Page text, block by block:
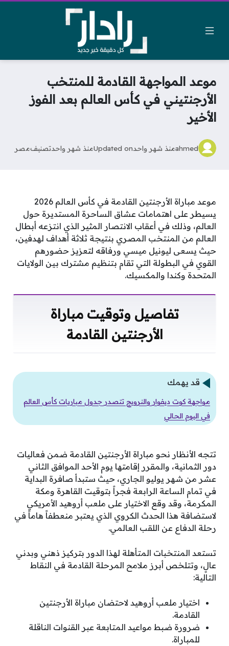
موعد المواجهة القادمة للمنتخب
الأرجنتيني في كأس العالم بعد الفوز
الأخير
ahmedمنذ شهر واحدUpdated onمنذ شهر واحدتصنيفمصر
موعد مباراة الأرجنتين القادمة في كأس العالم 2026
يسيطر على اهتمامات عشاق الساحرة المستديرة حول
العالم، وذلك في أعقاب الانتصار المثير الذي انتزعه أبطال
العالم من المنتخب المصري بنتيجة ثلاثة أهداف لهدفين،
حيث يسعى ليونيل ميسي ورفاقه لتعزيز حضورهم
القوي في البطولة التي تقام بتنظيم مشترك بين الولايات
المتحدة وكندا والمكسيك.
تفاصيل وتوقيت مباراة
الأرجنتين القادمة
قد يهمك
مواجهة كوت ديفوار والنرويج تتصدر جدول مباريات كأس العالم
في اليوم الحالي
تتجه الأنظار نحو مباراة الأرجنتين القادمة ضمن فعاليات
دور الثمانية، والمقرر إقامتها يوم الأحد الموافق الثاني
عشر من شهر يوليو الجاري، حيث ستبدأ صافرة البداية
في تمام الساعة الرابعة فجراً بتوقيت القاهرة ومكة
المكرمة، وقد وقع الاختيار على ملعب أروهيد الأمريكي
لاستضافة هذا الحدث الكروي الذي يعتبر منعطفاً هاماً في
رحلة الدفاع عن اللقب العالمي.
تستعد المنتخبات المتأهلة لهذا الدور بتركيز ذهني وبدني
عالٍ، وتتلخص أبرز ملامح المرحلة القادمة في النقاط
التالية:
اختيار ملعب أروهيد لاحتضان مباراة الأرجنتين
القادمة.
ضرورة ضبط مواعيد المتابعة عبر القنوات الناقلة
للمباراة.